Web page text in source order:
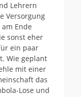
Lehrern
Versorgung
Ende
sonst eher
ein paar
Wie geplant
mit einer
das
Lose und